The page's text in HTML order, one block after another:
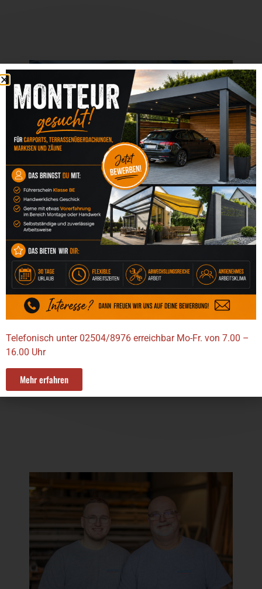
MASSARBEIT STATT STANDARD
Individuell geplant, präzise umgesetzt
Jede Lösung im Bereich Fenster & Sichtschutz
entsteht als Maßanfertigung. In unserer eigenen
Werkstatt planen und fertigen wir Systeme, die
exakt zu Ihrem Haus, Ihren Fenstern und Ihren
Anforderungen passen. Materialien, Farben,
Funktionen und Ausstattungen werden individuell
abgestimmt – für Lösungen, die nicht nur heute
überzeugen, sondern dauerhaft Bestand haben.
Schnellanfrage
Telefonisch unter 02504/8976 erreichbar Mo-Fr. von 7.00 –
16.00 Uhr
Mehr erfahren